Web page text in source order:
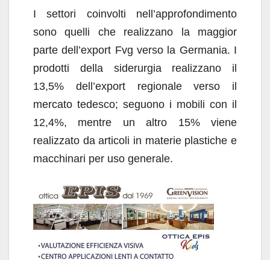
I settori coinvolti nell’approfondimento
sono quelli che realizzano la maggior
parte dell’export Fvg verso la Germania. I
prodotti della siderurgia realizzano il
13,5% dell’export regionale verso il
mercato tedesco; seguono i mobili con il
12,4%, mentre un altro 15% viene
realizzato da articoli in materie plastiche e
macchinari per uso generale.